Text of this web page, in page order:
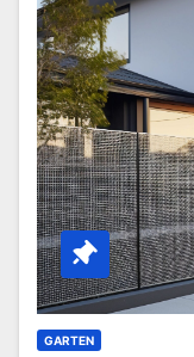
GARTEN